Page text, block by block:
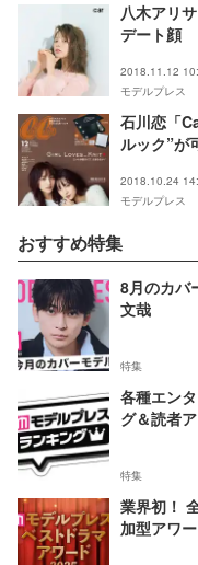
八木アリ
デート顔
2018.11.12
モデルプレス
石川恋「
ルック”が
2018.10.24
モデルプレス
おすすめ特集
8月のカバ
文哉
特集
各種エン
グ＆読者
特集
業界初！
加型アワ